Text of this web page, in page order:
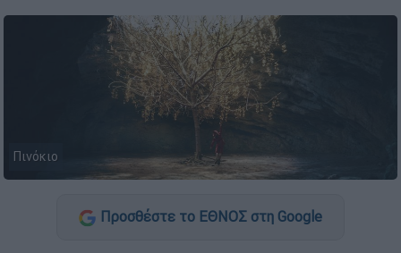
Πινόκιο
Προσθέστε το ΕΘΝΟΣ στη Google